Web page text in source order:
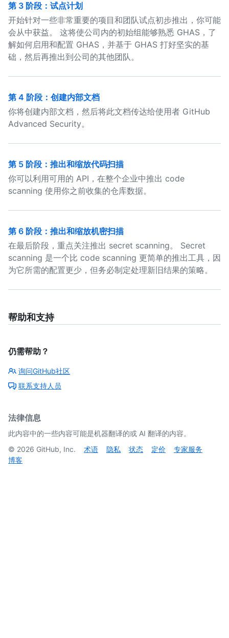
第 3 阶段：试点计划
开始针对一些非常重要的项目和团队试点初步推出，你可能
会从中获益。 这将使公司内的初始组能够熟悉 GHAS，了
解如何启用和配置 GHAS，并基于 GHAS 打好坚实的基
础，然后再推出到公司的其他团队。
第 4 阶段：创建内部文档
你将创建内部文档，然后将此文档传达给使用者 GitHub
Advanced Security。
第 5 阶段：推出和缩放代码扫描
你可以利用可用的 API，在整个企业中推出 code
scanning 使用你之前收集的仓库数据。
第 6 阶段：推出和缩放机密扫描
在最后阶段，重点关注推出 secret scanning。 Secret
scanning 是一个比 code scanning 更简单的推出工具，因
为它所需的配置更少，但务必制定处理新旧结果的策略。
帮助和支持
仍需帮助？
询问GitHub社区
联系支持人员
法律信息
此内容中的一些内容可能是机器翻译的或 AI 翻译的内容。
© 2026 GitHub, Inc. 术语 隐私 状态 定价
专家服务
博客